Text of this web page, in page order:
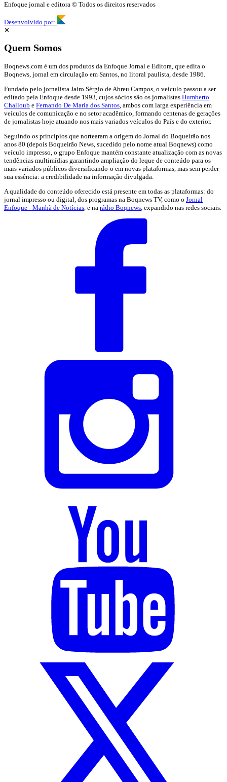
Enfoque jornal e editora © Todos os direitos reservados
Desenvolvido por:
✕
Quem Somos
Boqnews.com é um dos produtos da Enfoque Jornal e Editora, que edita o
Boqnews, jornal em circulação em Santos, no litoral paulista, desde 1986.
Fundado pelo jornalista Jairo Sérgio de Abreu Campos, o veículo passou a ser
editado pela Enfoque desde 1993, cujos sócios são os jornalistas Humberto
Challoub e Fernando De Maria dos Santos , ambos com larga experiência em
veículos de comunicação e no setor acadêmico, formando centenas de gerações
de jornalistas hoje atuando nos mais variados veículos do País e do exterior.
Seguindo os princípios que nortearam a origem do Jornal do Boqueirão nos
anos 80 (depois Boqueirão News, sucedido pelo nome atual Boqnews) como
veículo impresso, o grupo Enfoque mantém constante atualização com as novas
tendências multimídias garantindo ampliação do leque de conteúdo para os
mais variados públicos diversificando-o em novas plataformas, mas sem perder
sua essência: a credibilidade na informação divulgada.
A qualidade do conteúdo oferecido está presente em todas as plataformas: do
jornal impresso ou digital, dos programas na Boqnews TV, como o Jornal
Enfoque - Manhã de Notícias , e na rádio Boqnews , expandido nas redes sociais.